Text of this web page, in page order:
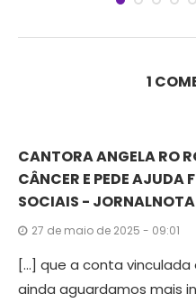
1
CANTORA ANGELA RO
CÂNCER E PEDE AJUDA
SOCIAIS - JORNALNOTA
27 de maio de 2025 - 09:01
[…] que a conta
ainda aguardamos mais